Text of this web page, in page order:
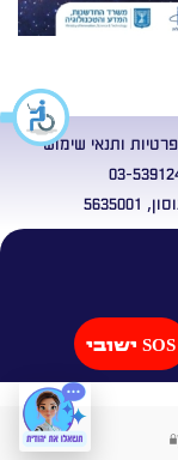
03-
ותנאי שימוש
SOS ישובי